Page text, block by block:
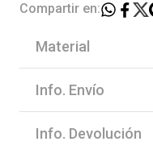
Compartir en:
Material
Info. Envío
Info. Devolución